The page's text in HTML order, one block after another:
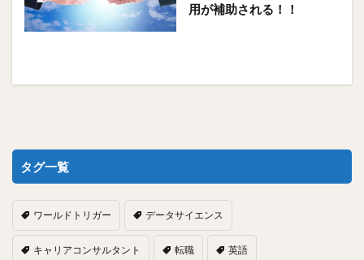
用が補助される！！
タグ一覧
ワールドトリガー データサイエンス
キャリアコンサルタント 転職 英語